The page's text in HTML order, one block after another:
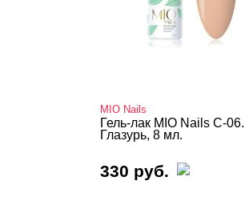
MIO Nails
Гель-лак MIO Nails C-06.
Глазурь, 8 мл.
330 руб.